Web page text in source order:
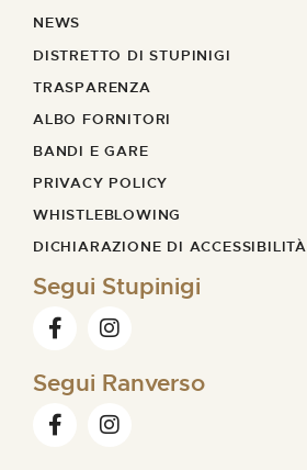
NEWS
DISTRETTO DI STUPINIGI
TRASPARENZA
ALBO FORNITORI
BANDI E GARE
PRIVACY POLICY
WHISTLEBLOWING
DICHIARAZIONE DI ACCESSIBILITÀ
Segui Stupinigi
Segui Ranverso